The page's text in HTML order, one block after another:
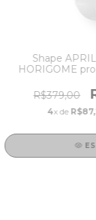
Shape
HORIGOME
R$379,00
4x de